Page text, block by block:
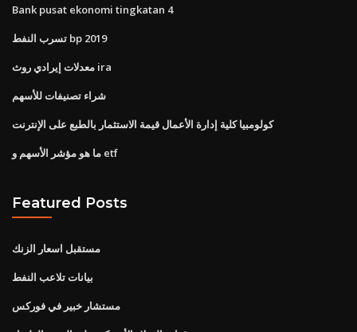
Bank pusat ekonomi tingkatan 4
تسرب النفط bp 2019
معدلات إيرادي روث ira
شراء تصنيفات للأسهم
كولومبيا كلية إدارة الأعمال قيمة الاستثمار بالطبع على الإنترنت
ما هو مؤشر الأسهم و etf
Featured Posts
مستقبل اسعار الزنك
بيانات تلاعب النفط
مستشار خبير في فوركس